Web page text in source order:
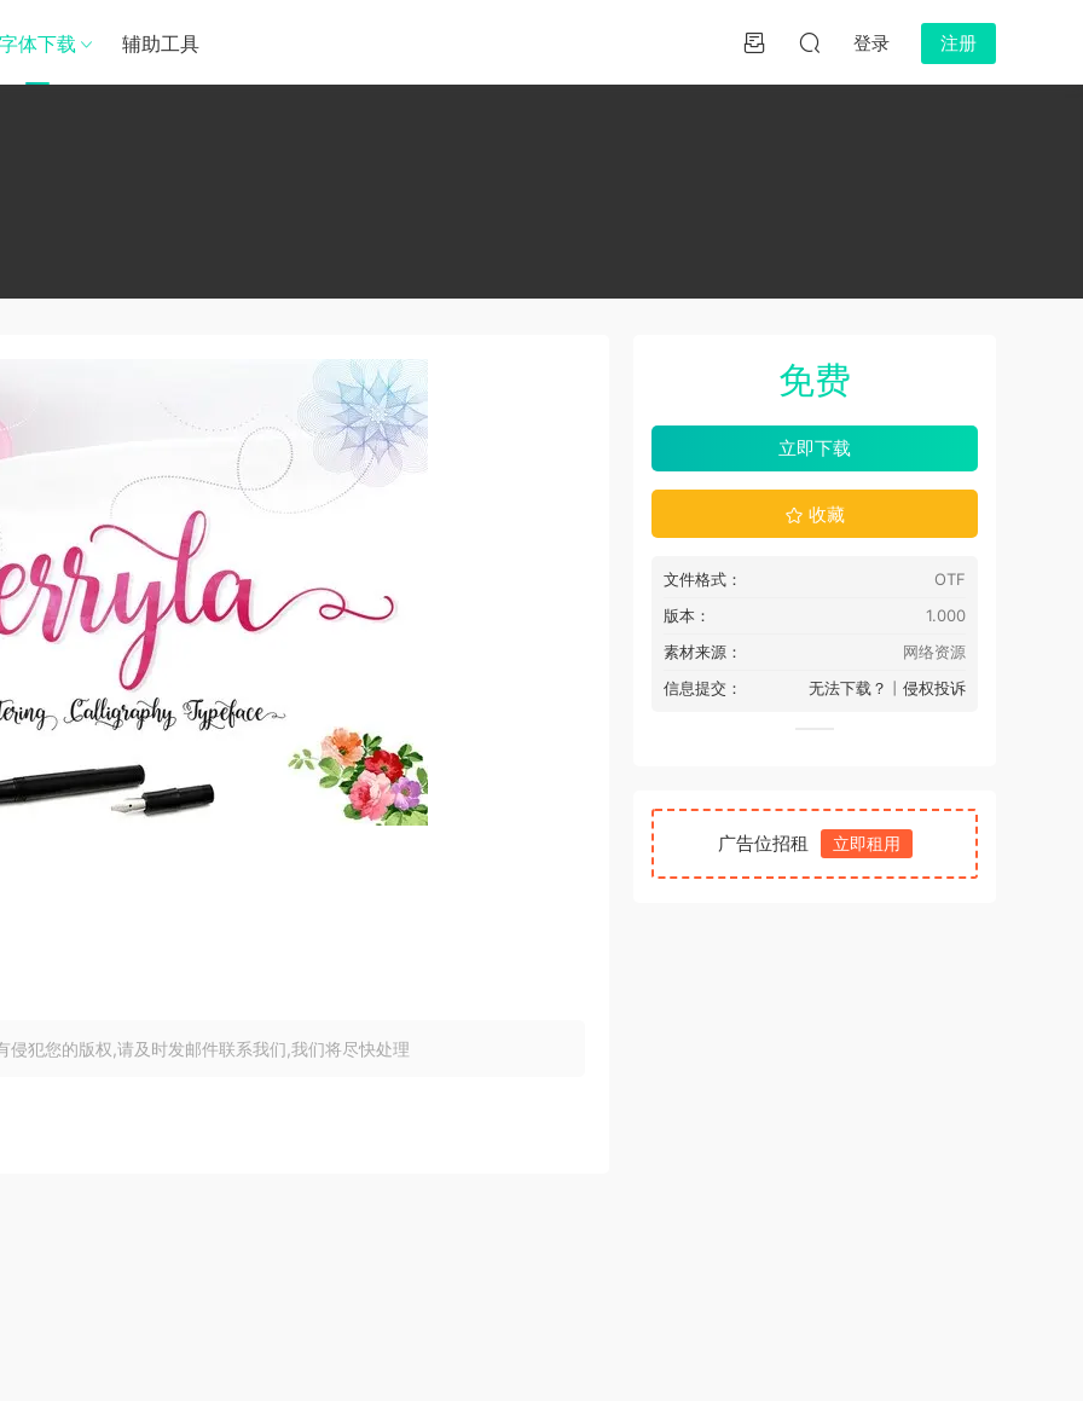
字体下载 辅助工具 登录 注册
犯您的版权,请及时发邮件联系我们,我们将尽快处理
免费
立即下载
收藏
文件格式：
OTF
版本：
1.000
素材来源：
网络资源
信息提交：
无法下载？ 丨 侵权投诉
广告位招租 立即租用